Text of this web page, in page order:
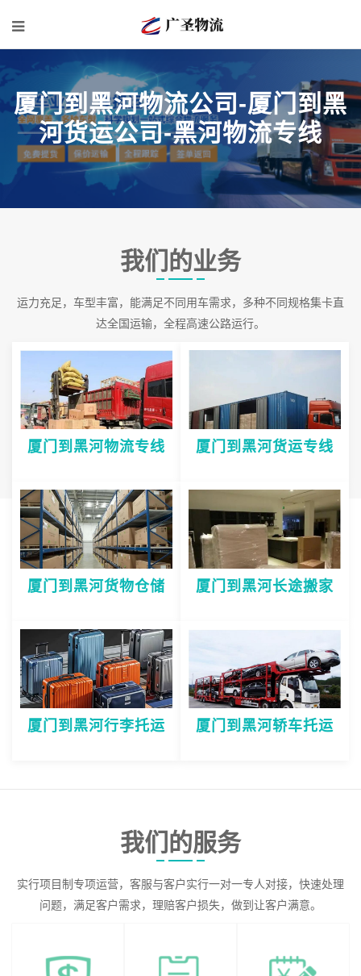
厦门到黑河物流公司-厦门到黑
河货运公司-黑河物流专线
我们的业务
运力充足，车型丰富，能满足不同用车需求，多种不同规格集卡直
达全国运输，全程高速公路运行。
厦门到黑河物流专线 厦门到黑河货运专线
厦门到黑河货物仓储 厦门到黑河长途搬家
厦门到黑河行李托运 厦门到黑河轿车托运
我们的服务
实行项目制专项运营，客服与客户实行一对一专人对接，快速处理
问题，满足客户需求，理赔客户损失，做到让客户满意。